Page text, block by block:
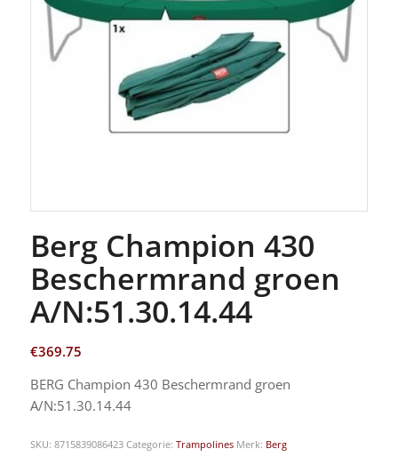
Berg Champion 430
Beschermrand groen
A/N:51.30.14.44
€369.75
BERG Champion 430 Beschermrand groen
A/N:51.30.14.44
SKU: 8715839086423 Categorie: Trampolines Merk: Berg